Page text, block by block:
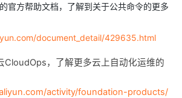
官方帮助文档，了解到关于公共命令的更多
document_detail/429635.html
CloudOps，了解更多云上自动化运维的
activity/foundation-products/